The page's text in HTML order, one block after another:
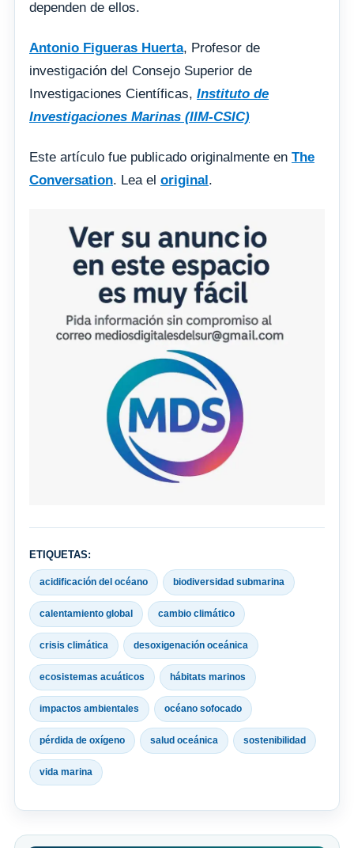
dependen de ellos.
Antonio Figueras Huerta, Profesor de
investigación del Consejo Superior de
Investigaciones Científicas, Instituto de
Investigaciones Marinas (IIM-CSIC)
Este artículo fue publicado originalmente en The
Conversation. Lea el original .
ETIQUETAS:
acidificación del océano biodiversidad submarina
calentamiento global cambio climático
crisis climática desoxigenación oceánica
ecosistemas acuáticos hábitats marinos
impactos ambientales océano sofocado
pérdida de oxígeno salud oceánica sostenibilidad
vida marina